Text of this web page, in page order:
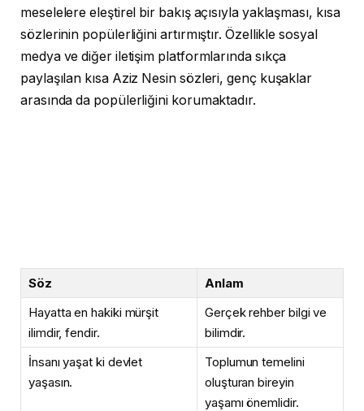
meselelere eleştirel bir bakış açısıyla yaklaşması, kısa
sözlerinin popülerliğini artırmıştır. Özellikle sosyal
medya ve diğer iletişim platformlarında sıkça
paylaşılan kısa Aziz Nesin sözleri, genç kuşaklar
arasında da popülerliğini korumaktadır.
Söz
Anlam
Hayatta en hakiki mürşit
ilimdir, fendir.
Gerçek rehber bilgi ve
bilimdir.
İnsanı yaşat ki devlet
yaşasın.
Toplumun temelini
oluşturan bireyin
yaşamı önemlidir.